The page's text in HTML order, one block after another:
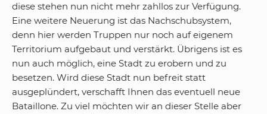
diese stehen nun nicht mehr zahllos zur Verfügung.
Eine weitere Neuerung ist das Nachschubsystem,
denn hier werden Truppen nur noch auf eigenem
Territorium aufgebaut und verstärkt. Übrigens ist es
nun auch möglich, eine Stadt zu erobern und zu
besetzen. Wird diese Stadt nun befreit statt
ausgeplündert, verschafft Ihnen das eventuell neue
Bataillone. Zu viel möchten wir an dieser Stelle aber